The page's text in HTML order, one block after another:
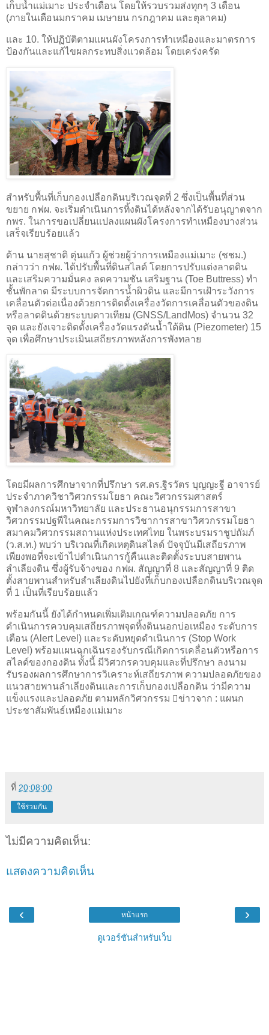
เก็บน้ำแม่เมาะ ประจำเดือน โดยให้รวบรวมส่งทุกๆ 3 เดือน
(ภายในเดือนมกราคม เมษายน กรกฎาคม และตุลาคม)
และ 10. ให้ปฏิบัติตามแผนผังโครงการทำเหมืองและมาตรการ
ป้องกันและแก้ไขผลกระทบสิ่งแวดล้อม โดยเคร่งครัด
สำหรับพื้นที่เก็บกองเปลือกดินบริเวณจุดที่ 2 ซึ่งเป็นพื้นที่ส่วน
ขยาย กฟผ. จะเริ่มดำเนินการทิ้งดินได้หลังจากได้รับอนุญาตจาก
กพร. ในการขอเปลี่ยนแปลงแผนผังโครงการทำเหมืองบางส่วน
เสร็จเรียบร้อยแล้ว
ด้าน นายสุชาติ ตุ่นแก้ว ผู้ช่วยผู้ว่าการเหมืองแม่เมาะ (ชชม.)
กล่าวว่า กฟผ. ได้ปรับพื้นที่ดินสไลด์ โดยการปรับแต่งลาดดิน
และเสริมความมั่นคง ลดความชัน เสริมฐาน (Toe Buttress) ทำ
ชั้นพักลาด มีระบบการจัดการน้ำผิวดิน และมีการเฝ้าระวังการ
เคลื่อนตัวต่อเนื่องด้วยการติดตั้งเครื่องวัดการเคลื่อนตัวของดิน
หรือลาดดินด้วยระบบดาวเทียม (GNSS/LandMos) จำนวน 32
จุด และยังเจาะติดตั้งเครื่องวัดแรงดันน้ำใต้ดิน (Piezometer) 15
จุด เพื่อศึกษาประเมินเสถียรภาพหลังการพังทลาย
โดยมีผลการศึกษาจากที่ปรึกษา รศ.ดร.ฐิรวัตร บุญญะฐี อาจารย์
ประจำภาควิชาวิศวกรรมโยธา คณะวิศวกรรมศาสตร์
จุฬาลงกรณ์มหาวิทยาลัย และประธานอนุกรรมการสาขา
วิศวกรรมปฐพีในคณะกรรมการวิชาการสาขาวิศวกรรมโยธา
สมาคมวิศวกรรมสถานแห่งประเทศไทย ในพระบรมราชูปถัมภ์
(ว.ส.ท.) พบว่า บริเวณที่เกิดเหตุดินสไลด์ ปัจจุบันมีเสถียรภาพ
เพียงพอที่จะเข้าไปดำเนินการกู้คืนและติดตั้งระบบสายพาน
ลำเลียงดิน ซึ่งผู้รับจ้างของ กฟผ. สัญญาที่ 8 และสัญญาที่ 9 ติด
ตั้งสายพานสำหรับลำเลียงดินไปยังที่เก็บกองเปลือกดินบริเวณจุด
ที่ 1 เป็นที่เรียบร้อยแล้ว
พร้อมกันนี้ ยังได้กำหนดเพิ่มเติมเกณฑ์ความปลอดภัย การ
ดำเนินการควบคุมเสถียรภาพจุดทิ้งดินนอกบ่อเหมือง ระดับการ
เตือน (Alert Level) และระดับหยุดดำเนินการ (Stop Work
Level) พร้อมแผนฉุกเฉินรองรับกรณีเกิดการเคลื่อนตัวหรือการ
สไลด์ของกองดิน ทั้งนี้ มีวิศวกรควบคุมและที่ปรึกษา ลงนาม
รับรองผลการศึกษาการวิเคราะห์เสถียรภาพ ความปลอดภัยของ
แนวสายพานลำเลียงดินและการเก็บกองเปลือกดิน ว่ามีความ
แข็งแรงและปลอดภัย ตามหลักวิศวกรรม ข่าวจาก : แผนก
ประชาสัมพันธ์เหมืองแม่เมาะ
ที่ 20:08:00
ใช้ร่วมกัน
ไม่มีความคิดเห็น:
แสดงความคิดเห็น
‹ ›
หน้าแรก
ดูเวอร์ชันสำหรับเว็บ